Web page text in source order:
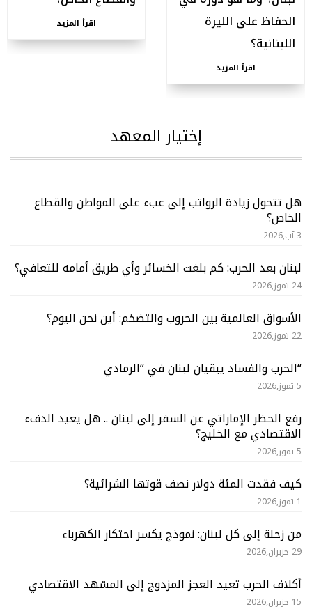
الحفاظ على الليرة
اللبنانية؟
اقرأ المزيد
اقرأ المزيد
إختيار المعهد
هل تتحول زيادة الرواتب إلى عبء على المواطن والقطاع
الخاص؟
3 آب,2026
لبنان بعد الحرب: كم بلغت الخسائر وأي طريق أمامه للتعافي؟
24 تموز,2026
الأسواق العالمية بين الحروب والتضخم: أين نحن اليوم؟
22 تموز,2026
“الحرب والفساد يبقيان لبنان في “الرمادي
5 تموز,2026
رفع الحظر الإماراتي عن السفر إلى لبنان .. هل يعيد الدفء
الاقتصادي مع الخليج؟
5 تموز,2026
كيف فقدت المئة دولار نصف قوتها الشرائية؟
1 تموز,2026
من زحلة إلى كل لبنان: نموذج يكسر احتكار الكهرباء
29 حزيران,2026
أكلاف الحرب تعيد العجز المزدوج إلى المشهد الاقتصادي
15 حزيران,2026